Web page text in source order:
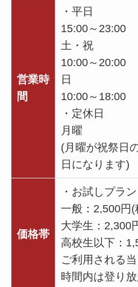
営業時
間
・平日
15:00～23:00
土・祝
10:00～20:00
日
10:00～18:00
・定休日
月曜
(月曜が祝祭日
日になります)
価格帯
・お試しプラン
一般：2,500円(
大学生：2,300
高校生以下：
ご利用される
時間内は登り